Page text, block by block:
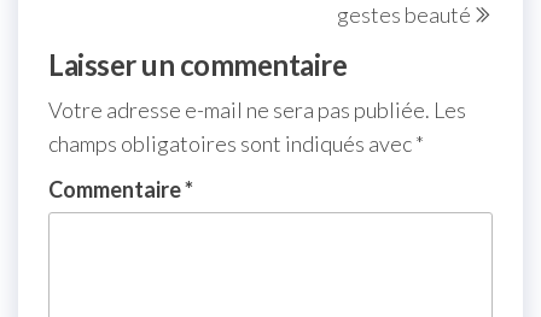
gestes beauté
Laisser un commentaire
Votre adresse e-mail ne sera pas publiée. Les
champs obligatoires sont indiqués avec*
Commentaire*